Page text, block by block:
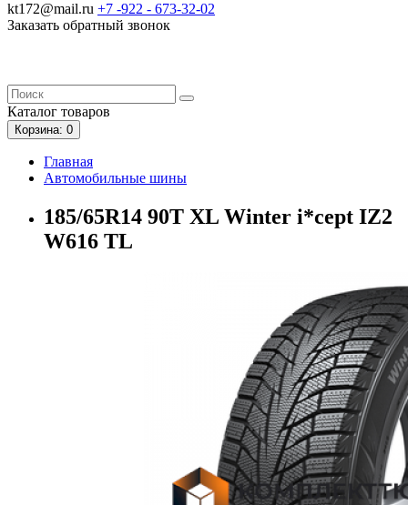
kt172@mail.ru +7 -922 - 673-32-02
Заказать обратный звонок
Каталог товаров
Корзина: 0
Главная
Автомобильные шины
185/65R14 90T XL Winter i*cept IZ2
W616 TL